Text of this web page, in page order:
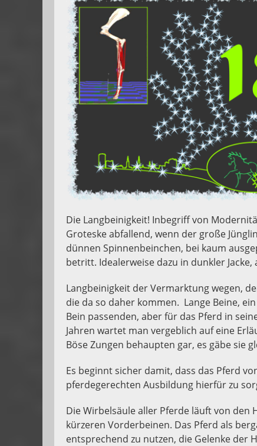
Die Langbeinigkeit! Inbegriff von
Groteske abfallend, wenn der große
dünnen Spinnenbeinchen, bei kaum
betritt. Idealerweise dazu in dunkler
Langbeinigkeit der Vermarktung wegen,
die da so daher kommen. Lange Beine,
Bein passenden, aber für das Pferd in
Jahren wartet man vergeblich auf eine
Böse Zungen behaupten gar, es gäbe sie
Es beginnt sicher damit, dass das Pferd
pferdegerechten Ausbildung hierfür zu
Die Wirbelsäule aller Pferde läuft von
kürzeren Vorderbeinen. Das Pferd als
entsprechend zu nutzen, die Gelenke der